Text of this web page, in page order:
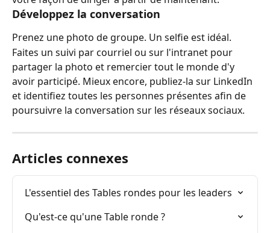
Développez la conversation
Prenez une photo de groupe. Un selfie est idéal.
Faites un suivi par courriel ou sur l'intranet pour
partager la photo et remercier tout le monde d'y
avoir participé. Mieux encore, publiez-la sur LinkedIn
et identifiez toutes les personnes présentes afin de
poursuivre la conversation sur les réseaux sociaux.
Articles connexes
L'essentiel des Tables rondes pour les leaders
Qu'est-ce qu'une Table ronde ?